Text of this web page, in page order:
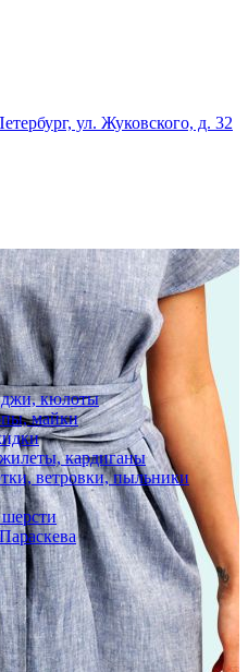
ул. Жуковского, д. 32
кюлоты
майки
кардиганы
ветровки, пыльники